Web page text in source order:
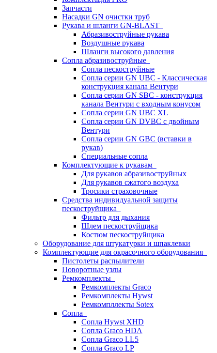
Запчасти
Насадки GN очистки труб
Рукава и шланги GN-BLAST
Абразивоструйные рукава
Воздушные рукава
Шланги высокого давления
Сопла абразивоструйные
Сопла пескоструйные
Сопла серии GN UBC - Классическая
конструкция канала Вентури
Сопла серии GN SBC - конструкция
канала Вентури c входным конусом
Сопла серии GN UBC XL
Сопла серии GN DVBC с двойным
Вентури
Сопла серии GN GBC (вставки в
рукав)
Специальные сопла
Комплектующие к рукавам
Для рукавов абразивоструйных
Для рукавов сжатого воздуха
Тросики страховочные
Средства индивидуальной защиты
пескоструйщика
Фильтр для дыхания
Шлем пескоструйщика
Костюм пескоструйщика
Оборудование для штукатурки и шпаклевки
Комплектующие для окрасочного оборудования
Пистолеты распылители
Поворотные узлы
Ремкомплекты
Ремкомплекты Graco
Ремкомплекты Hywst
Ремкомпллекты Sotex
Сопла
Сопла Hywst XHD
Сопла Graco HDA
Сопла Graco LL5
Сопла Graco LP